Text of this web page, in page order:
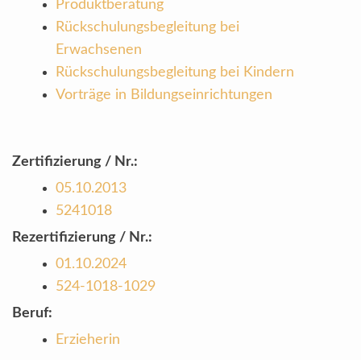
Produktberatung
Rückschulungsbegleitung bei
Erwachsenen
Rückschulungsbegleitung bei Kindern
Vorträge in Bildungseinrichtungen
Zertifizierung / Nr.:
05.10.2013
5241018
Rezertifizierung / Nr.:
01.10.2024
524-1018-1029
Beruf:
Erzieherin